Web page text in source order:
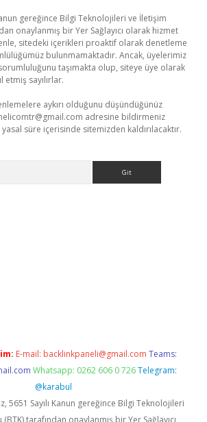
gereğince Bilgi Teknolojileri ve İletişim
onaylanmış bir Yer Sağlayıcı olarak hizmet
sitedeki içerikleri proaktif olarak denetleme
bulunmamaktadır. Ancak, üyelerimiz
taşımakta olup, siteye üye olarak
sayılırlar.
aykırı olduğunu düşündüğünüz
adresine bildirmeniz
süre içerisinde sitemizden kaldırılacaktır.
E-mail: backlinkpaneli@gmail.com Teams:
Whatsapp: 0262 606 0 726 Telegram:
@karabul
5651 Sayılı Kanun gereğince Bilgi Teknolojileri
tarafından onaylanmış bir Yer Sağlayıcı